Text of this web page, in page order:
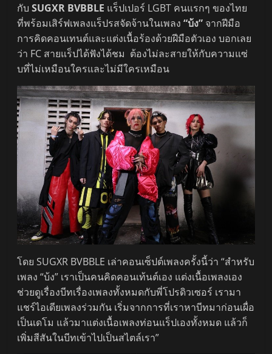
กับ SUGXR BVBBLE แร็ปเปอร์ LGBT คนแรกๆ ของไทย
ที่พร้อมเสิร์ฟเพลงแร็ปรสจัดจ้านในเพลง “บ้ง” จากฝีมือ
การคิดคอนเทนต์และแต่งเนื้อร้องด้วยฝีมือตัวเอง บอกเลย
ว่า FC สายแร็ปได้ฟังได้ชม ต้องไม่ละสายให้กับความแซ่
บที่ไม่เหมือนใครและไม่มีใครเหมือน
โดย SUGXR BVBBLE เล่าคอนเซ็ปต์เพลงครั้งนี้ว่า “สำหรับ
เพลง “บ้ง” เราเป็นคนคิดคอนเท้นต์เอง แต่งเนื้อเพลงเอง
ช่วยดูเรื่องบีทเรื่องเพลงทั้งหมดกับพี่โปรดิวเซอร์ เรามา
แชร์ไอเดียเพลงร่วมกัน เริ่มจากการที่เราหาบีทมาก่อนเผื่อ
เป็นเดโม แล้วมาแต่งเนื้อเพลงท่อนแร็ปเองทั้งหมด แล้วก็
เพิ่มสีสันในบีทเข้าไปเป็นสไตล์เรา”